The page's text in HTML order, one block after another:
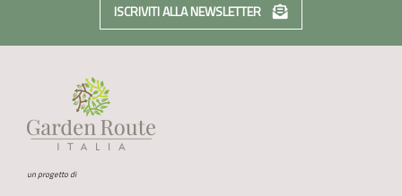
ISCRIVITI ALLA NEWSLETTER
un progetto di